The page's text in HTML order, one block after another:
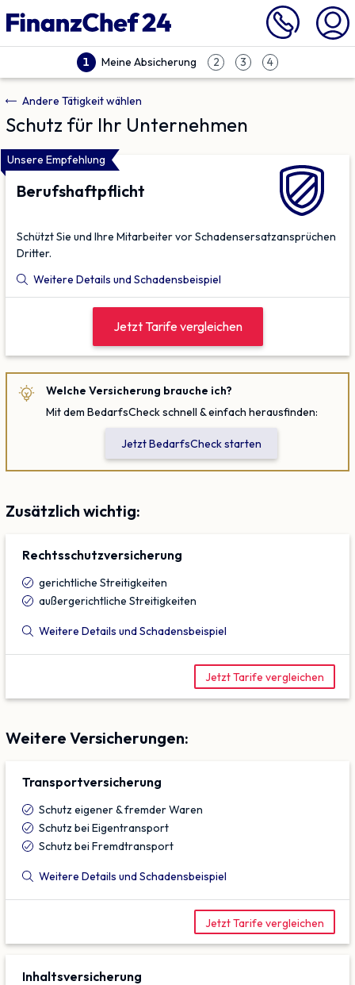
1 Meine Absicherung 2 3 4
Andere Tätigkeit wählen
Schutz für Ihr Unternehmen
Unsere Empfehlung
Berufs­haftpflicht
Schützt Sie und Ihre Mitarbeiter vor Schadensersatz­ansprüchen
Dritter.
Weitere Details und Schadensbeispiel
Jetzt Tarife vergleichen
Welche Versicherung brauche ich?
Mit dem BedarfsCheck schnell & einfach herausfinden:
Jetzt BedarfsCheck starten
Zusätzlich wichtig:
Rechtsschutz­versicherung
gerichtliche Streitigkeiten
außergerichtliche Streitigkeiten
Weitere Details und Schadensbeispiel
Jetzt Tarife vergleichen
Weitere Versicherungen:
Transport­versicherung
Schutz eigener & fremder Waren
Schutz bei Eigentransport
Schutz bei Fremdtransport
Weitere Details und Schadensbeispiel
Jetzt Tarife vergleichen
Inhalts­versicherung